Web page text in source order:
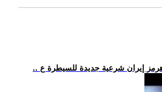
إيران شرعية جديدة للسيطرة ع